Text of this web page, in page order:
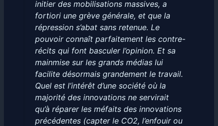
initier des mobilisations massives, a
fortiori une grève générale, et que la
répression s’abat sans retenue. Le
pouvoir connaît parfaitement les contre-
récits qui font basculer l’opinion. Et sa
mainmise sur les grands médias lui
facilite désormais grandement le travail.
Quel est l’intérêt d’une société où la
majorité des innovations ne servirait
qu’à réparer les méfaits des innovations
précédentes (capter le CO2, l’enfouir ou